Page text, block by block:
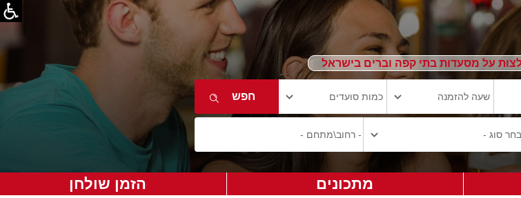
על מסעדות בתי קפה וברים בישראל
מתכונים הזמן שולחן